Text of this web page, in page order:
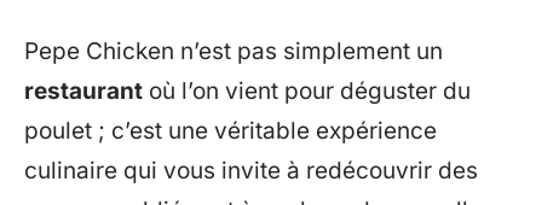
Pepe Chicken n’est pas simplement un
restaurant où l’on vient pour déguster du
poulet ; c’est une véritable expérience
culinaire qui vous invite à redécouvrir des